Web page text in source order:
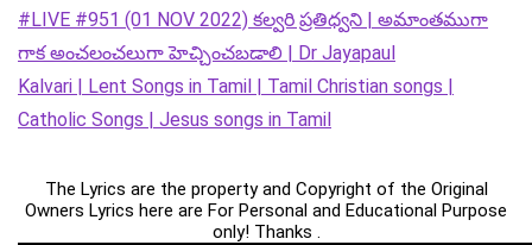
#LIVE #951 (01 NOV 2022) కల్వరి ప్రతిధ్వని | అమాంతముగా
గాక అంచలంచలుగా హెచ్చించబడాలి | Dr Jayapaul
Kalvari | Lent Songs in Tamil | Tamil Christian songs |
Catholic Songs | Jesus songs in Tamil
The Lyrics are the property and Copyright of the Original
Owners Lyrics here are For Personal and Educational Purpose
only! Thanks .